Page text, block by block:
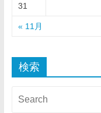
« 11月
31
検索